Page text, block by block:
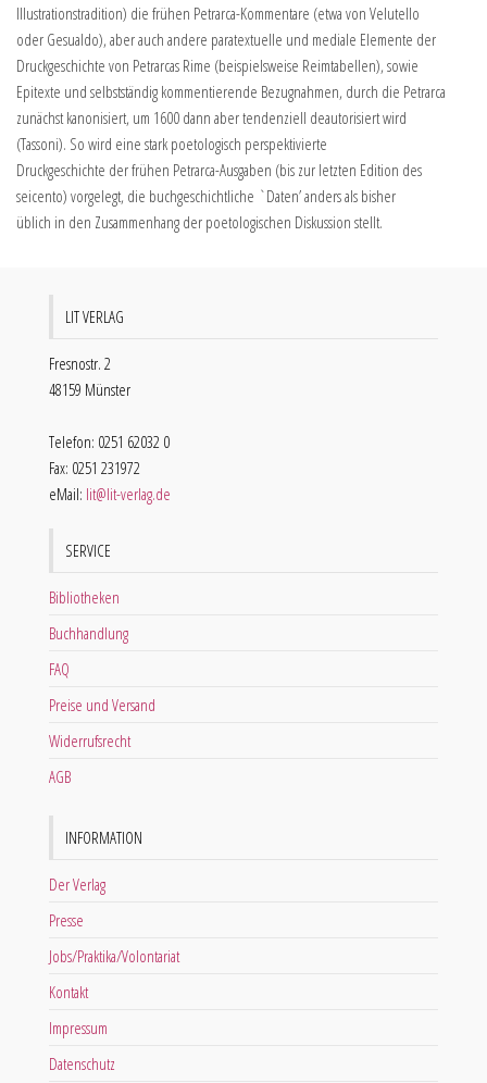
Illustrationstradition) die frühen Petrarca-Kommentare (etwa von Velutello
oder Gesualdo), aber auch andere paratextuelle und mediale Elemente der
Druckgeschichte von Petrarcas Rime (beispielsweise Reimtabellen), sowie
Epitexte und selbstständig kommentierende Bezugnahmen, durch die Petrarca
zunächst kanonisiert, um 1600 dann aber tendenziell deautorisiert wird
(Tassoni). So wird eine stark poetologisch perspektivierte
Druckgeschichte der frühen Petrarca-Ausgaben (bis zur letzten Edition des
seicento) vorgelegt, die buchgeschichtliche `Daten’ anders als bisher
üblich in den Zusammenhang der poetologischen Diskussion stellt.
LIT VERLAG
Fresnostr. 2
48159 Münster
Telefon: 0251 62032 0
Fax: 0251 231972
eMail: lit@lit-verlag.de
SERVICE
Bibliotheken
Buchhandlung
FAQ
Preise und Versand
Widerrufsrecht
AGB
INFORMATION
Der Verlag
Presse
Jobs/Praktika/Volontariat
Kontakt
Impressum
Datenschutz